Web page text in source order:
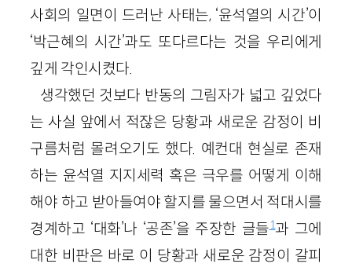
사회의 일면이 드러난 사태는, ‘윤석열의 시간’이
‘박근혜의 시간’과도 또다르다는 것을 우리에게
깊게 각인시켰다.
생각했던 것보다 반동의 그림자가 넓고 깊었다
는 사실 앞에서 적잖은 당황과 새로운 감정이 비
구름처럼 몰려오기도 했다. 예컨대 현실로 존재
하는 윤석열 지지세력 혹은 극우를 어떻게 이해
해야 하고 받아들여야 할지를 물으면서 적대시를
경계하고 ‘대화’나 ‘공존’을 주장한 글들1과 그에
대한 비판은 바로 이 당황과 새로운 감정이 갈피